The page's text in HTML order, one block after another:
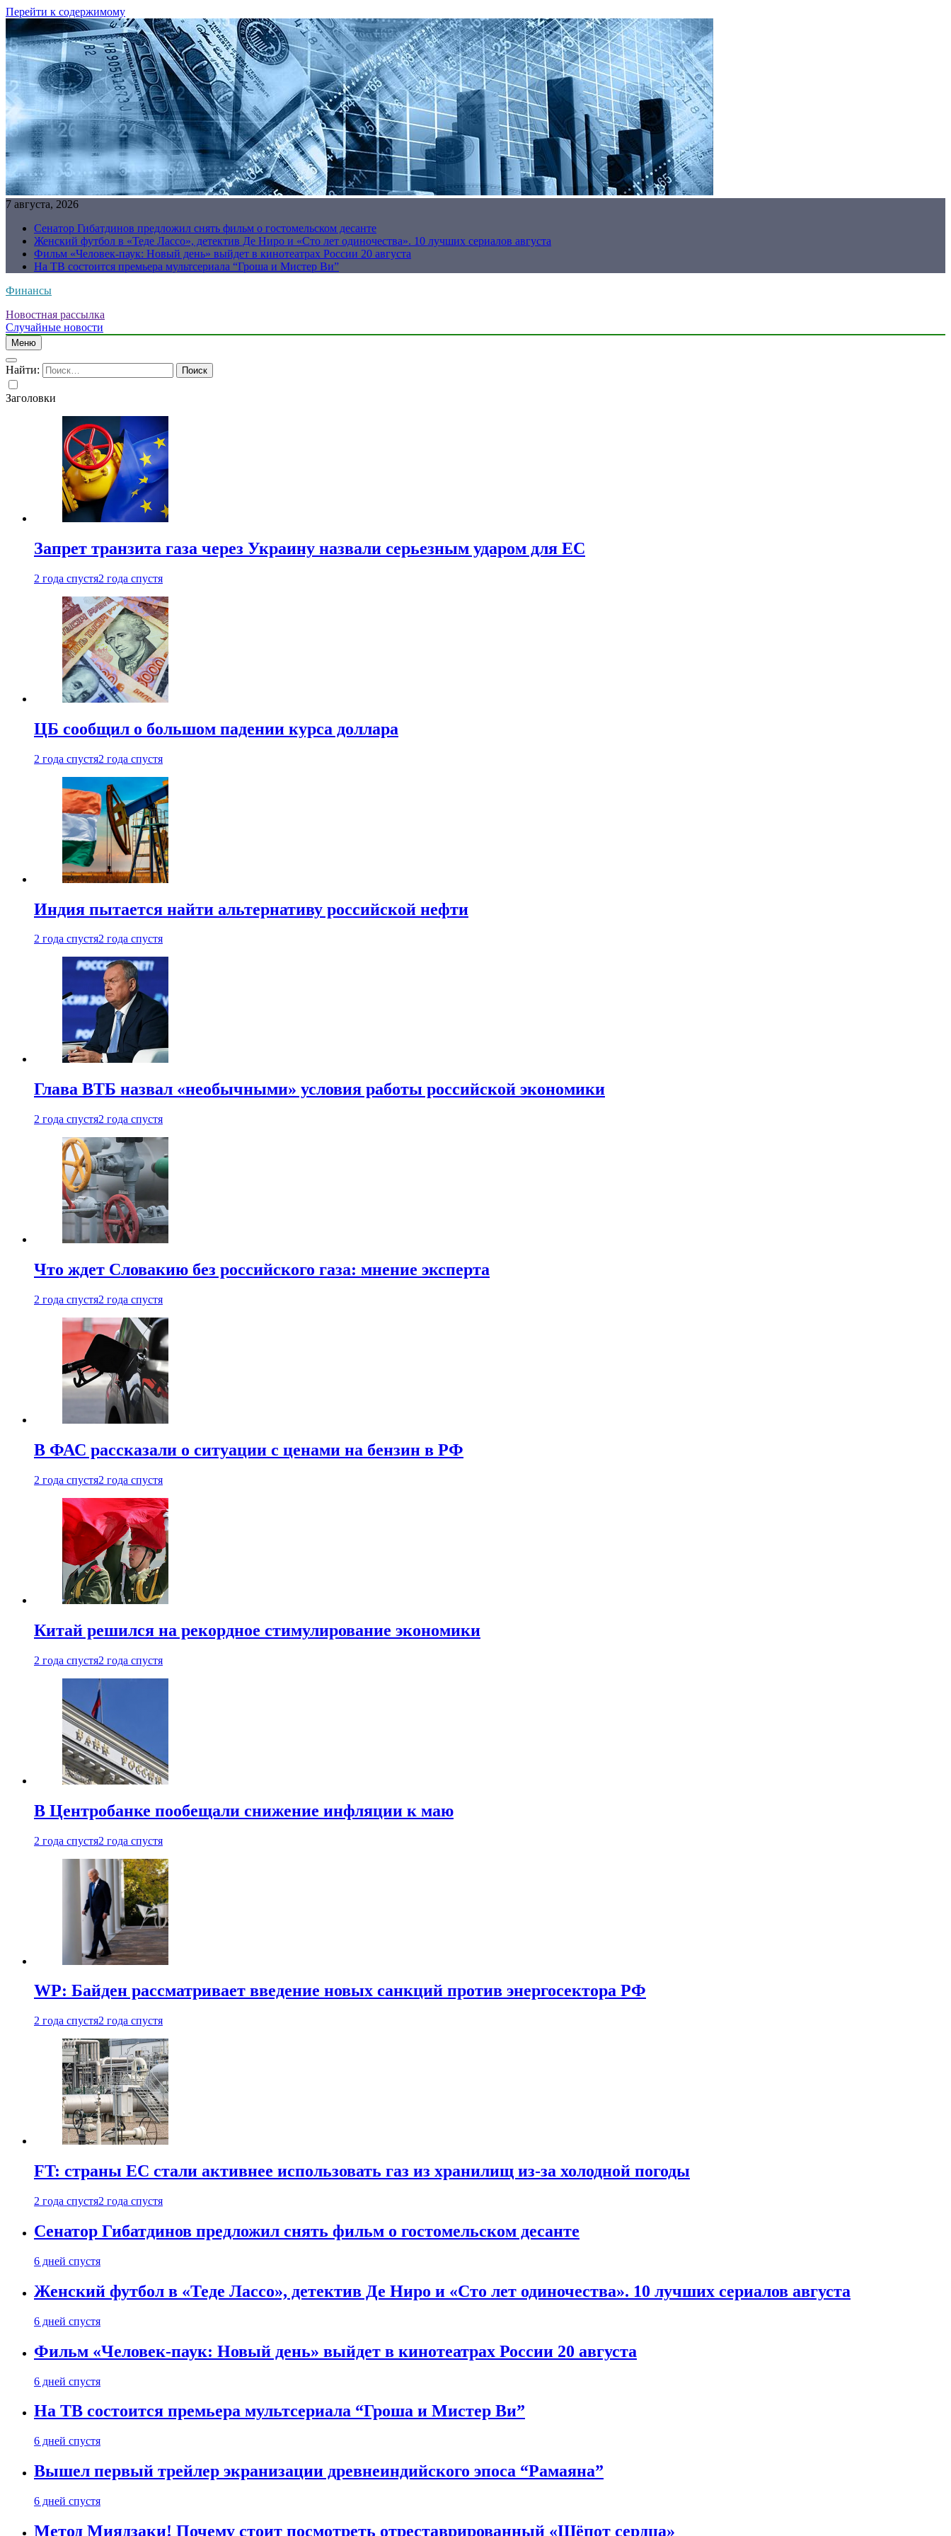
Перейти к содержимому
7 августа, 2026
Сенатор Гибатдинов предложил снять фильм о гостомельском десанте
Женский футбол в «Теде Лассо», детектив Де Ниро и «Сто лет одиночества». 10 лучших сериалов августа
Фильм «Человек-паук: Новый день» выйдет в кинотеатрах России 20 августа
На ТВ состоится премьера мультсериала “Гроша и Мистер Ви”
Финансы
Новостная рассылка
Случайные новости
Меню
Найти:
Заголовки
Запрет транзита газа через Украину назвали серьезным ударом для ЕС
2 года спустя2 года спустя
ЦБ сообщил о большом падении курса доллара
2 года спустя2 года спустя
Индия пытается найти альтернативу российской нефти
2 года спустя2 года спустя
Глава ВТБ назвал «необычными» условия работы российской экономики
2 года спустя2 года спустя
Что ждет Словакию без российского газа: мнение эксперта
2 года спустя2 года спустя
В ФАС рассказали о ситуации с ценами на бензин в РФ
2 года спустя2 года спустя
Китай решился на рекордное стимулирование экономики
2 года спустя2 года спустя
В Центробанке пообещали снижение инфляции к маю
2 года спустя2 года спустя
WP: Байден рассматривает введение новых санкций против энергосектора РФ
2 года спустя2 года спустя
FT: страны ЕС стали активнее использовать газ из хранилищ из-за холодной погоды
2 года спустя2 года спустя
Сенатор Гибатдинов предложил снять фильм о гостомельском десанте
6 дней спустя
Женский футбол в «Теде Лассо», детектив Де Ниро и «Сто лет одиночества». 10 лучших сериалов августа
6 дней спустя
Фильм «Человек-паук: Новый день» выйдет в кинотеатрах России 20 августа
6 дней спустя
На ТВ состоится премьера мультсериала “Гроша и Мистер Ви”
6 дней спустя
Вышел первый трейлер экранизации древнеиндийского эпоса “Рамаяна”
6 дней спустя
Метод Миядзаки! Почему стоит посмотреть отреставрированный «Шёпот сердца»